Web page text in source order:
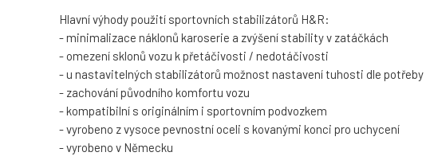
Hlavní výhody použití sportovních stabilizátorů H&R:
- minimalizace náklonů karoserie a zvýšení stability v zatáčkách
- omezení sklonů vozu k přetáčivosti / nedotáčivosti
- u nastavitelných stabilizátorů možnost nastavení tuhosti dle potřeby
- zachování původního komfortu vozu
- kompatibilní s originálním i sportovním podvozkem
- vyrobeno z vysoce pevnostní oceli s kovanými konci pro uchycení
- vyrobeno v Německu